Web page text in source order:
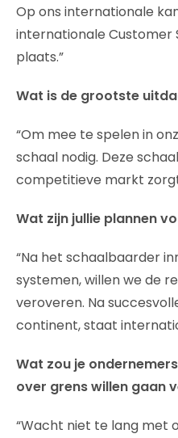
Op ons internationale
internationale Customer
plaats.”
Wat is de grootste
“Om mee te spelen in
schaal nodig. Deze
competitieve markt
Wat zijn jullie plannen
“Na het schaalbaarder
systemen, willen we de
veroveren. Na
continent, staat
Wat zou je
over grens willen gaan
“Wacht niet te lang met